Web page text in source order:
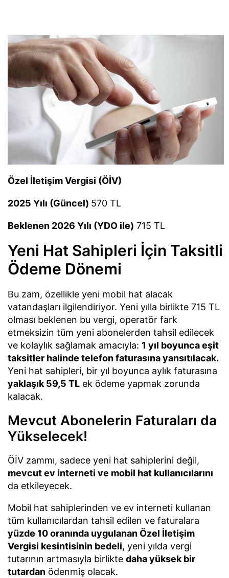
Özel İletişim Vergisi (ÖİV)
2025 Yılı (Güncel) 570 TL
Beklenen 2026 Yılı (YDO ile) 715 TL
Yeni Hat Sahipleri İçin Taksitli
Ödeme Dönemi
Bu zam, özellikle yeni mobil hat alacak
vatandaşları ilgilendiriyor. Yeni yılla birlikte 715 TL
olması beklenen bu vergi, operatör fark
etmeksizin tüm yeni abonelerden tahsil edilecek
ve kolaylık sağlamak amacıyla: 1 yıl boyunca eşit
taksitler halinde telefon faturasına yansıtılacak.
Yeni hat sahipleri, bir yıl boyunca aylık faturasına
yaklaşık 59,5 TL ek ödeme yapmak zorunda
kalacak.
Mevcut Abonelerin Faturaları da
Yükselecek!
ÖİV zammı, sadece yeni hat sahiplerini değil,
mevcut ev interneti ve mobil hat kullanıcılarını
da etkileyecek.
Mobil hat sahiplerinden ve ev interneti kullanan
tüm kullanıcılardan tahsil edilen ve faturalara
yüzde 10 oranında uygulanan Özel İletişim
Vergisi kesintisinin bedeli, yeni yılda vergi
tutarının artmasıyla birlikte daha yüksek bir
tutardan ödenmiş olacak.